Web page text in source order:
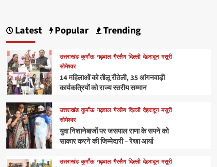
Latest Popular Trending
उत्तराखंड कुमाँऊ गढ़वाल गैरसैण दिल्ली देहरादून मसूरी
सोमेश्वर
14 महिलाओं को तीलू रौतेली, 35 आंगनवाड़ी
कार्यकत्रियों को राज्य स्तरीय सम्मान
उत्तराखंड कुमाँऊ गढ़वाल गैरसैण दिल्ली देहरादून मसूरी
सोमेश्वर
युवा निशानेबाजों पर जसपाल राणा के सपने को
साकार करने की जिम्मेदारी – रेखा आर्या
उत्तराखंड कुमाँऊ गढ़वाल गैरसैण दिल्ली देहरादून मसूरी